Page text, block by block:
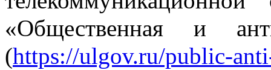
«Общественная и
(https://ulgov.ru/public-